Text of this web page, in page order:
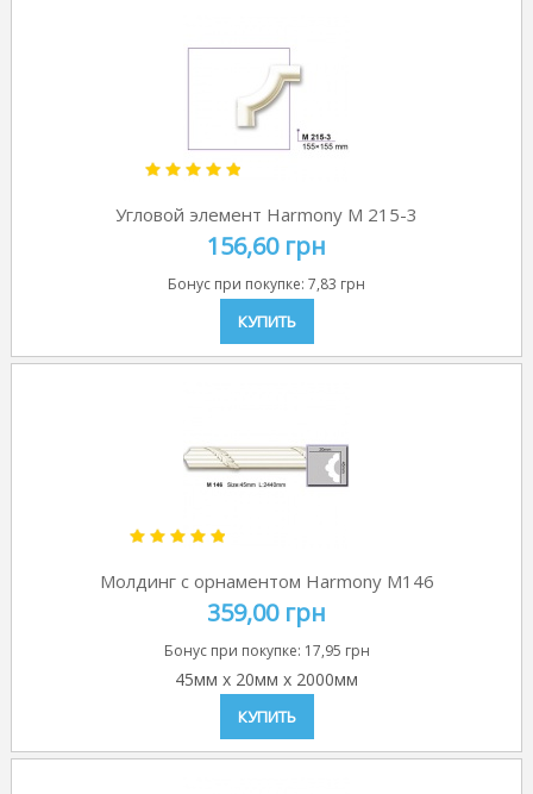
Угловой элемент Harmony M 215-3
156,60 грн
Бонус при покупке: 7,83 грн
КУПИТЬ
Молдинг с орнаментом Harmony M146
359,00 грн
Бонус при покупке: 17,95 грн
45мм x 20мм x 2000мм
КУПИТЬ